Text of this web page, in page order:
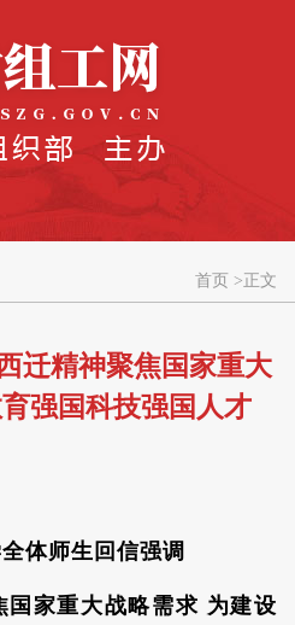
首页 > 正文
迁精神聚焦国家重大
强国科技强国人才
体师生回信强调
国家重大战略需求 为建设